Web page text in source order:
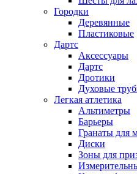
Городки
Деревянные
Пластиковые
Дартс
Аксессуары
Дартс
Дротики
Духовые
Легкая атлетика
Альтиметры
Барьеры
Гранаты для
Диски
Зоны для